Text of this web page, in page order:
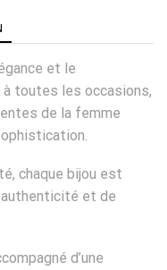
et le
à toutes les occasions,
de la femme
chaque bijou est
et de
d’une